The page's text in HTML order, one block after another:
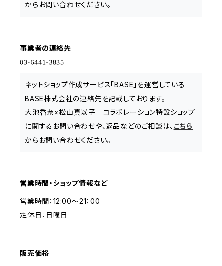
からお問い合わせください。
事業者の連絡先
ネットショップ作成サービス「BASE」を運営している
BASE株式会社の連絡先を記載しております。
大池香奈×松山真以子 コラボレーション特設ショップ
に関するお問い合わせや、返品などのご相談は、 こちら
からお問い合わせください。
営業時間・ショップ情報など
営業時間：12:00〜21：00
定休日：日曜日
販売価格